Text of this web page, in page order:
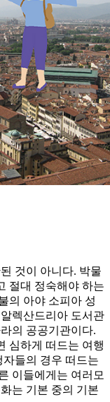
것이 아니다. 박물
절대 정숙해야 하는
의 아야 소피아 성
렉산드리아 도서관
의 공공기관이다.
심하게 떠드는 여행
들의 경우 떠드는
이들에게는 여러모
는 기본 중의 기본